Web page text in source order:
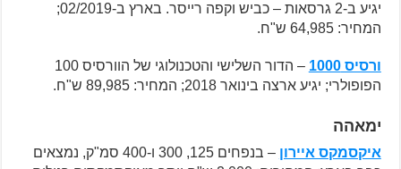
יגיע ב-2 גרסאות – כביש וקפה רייסר. בארץ ב-02/2019;
המחיר: 64,985 ש"ח.
ורסיס 1000
– הדור השלישי והטכנולוגי של הוורסיס 100
הפופולרי; יגיע ארצה בינואר 2018; המחיר: 89,985 ש"ח.
ימאהה
איקסמקס איירון
– בנפחים 125, 300 ו-400 סמ"ק, נמצאים